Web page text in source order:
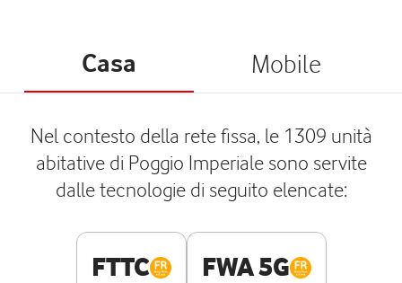
Casa Mobile
Nel contesto della rete fissa, le 1309 unità
abitative di Poggio Imperiale sono servite
dalle tecnologie di seguito elencate:
FTTC FWA 5G